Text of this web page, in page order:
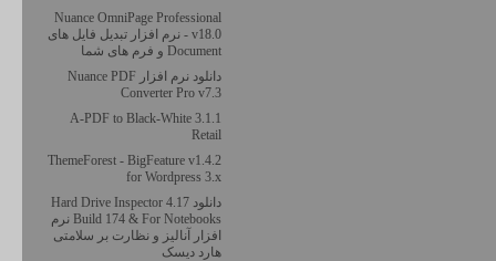
Nuance OmniPage Professional
v18.0 - نرم افزار تبدیل فایل های
Document و فرم های شما
دانلود نرم افزار Nuance PDF
Converter Pro v7.3
A-PDF to Black-White 3.1.1
Retail
ThemeForest - BigFeature v1.4.2
for Wordpress 3.x
دانلود Hard Drive Inspector 4.17
Build 174 & For Notebooks نرم
افزار آنالیز و نظارت بر سلامتی
هارد دیسک